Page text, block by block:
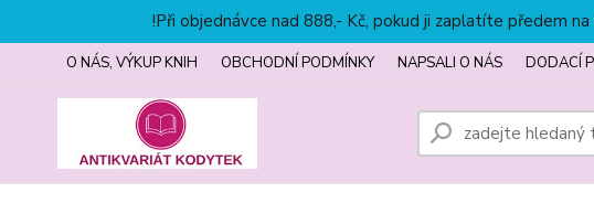
!Při objednávce nad 888,- Kč, pokud ji zaplatíte předem
O NÁS, VÝKUP KNIH OBCHODNÍ PODMÍNKY NAPSALI O NÁS DODACÍ